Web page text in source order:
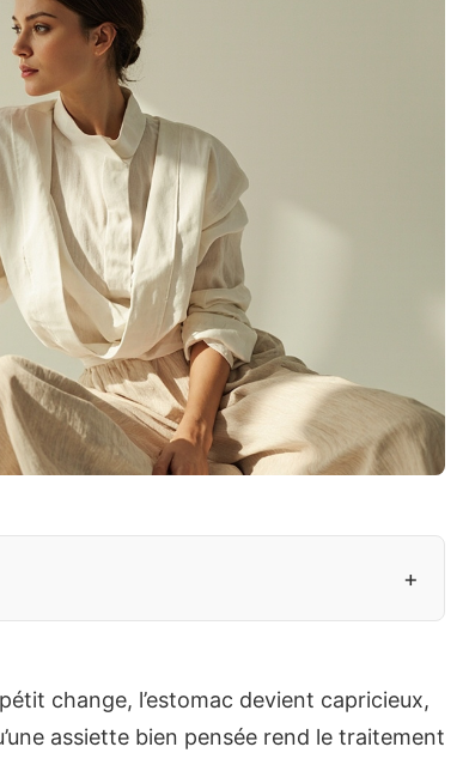
+
change, l’estomac devient capricieux,
assiette bien pensée rend le traitement